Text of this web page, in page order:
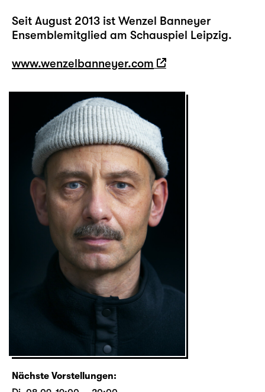
Seit August 2013 ist Wenzel Banneyer
Ensemblemitglied am Schauspiel Leipzig.
www.wenzelbanneyer.com
Nächste Vorstellungen: